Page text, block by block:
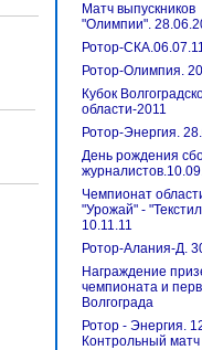
Матч выпускников
"Олимпии".
Ротор-
Ротор-Олимпия.
Кубок
области-2011
Ротор-Энергия.
День рождения
Чемпионат
"Урожай" -
10.11.11
Ротор-Алания-Д.
Награждение
чемпионата и
Волгограда
Ротор - Энергия.
Контрольный матч